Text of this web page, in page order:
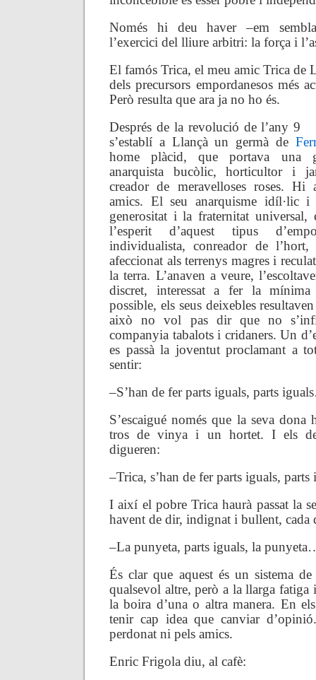
Només hi deu haver –em
l’exercici del lliure arbitri: la força i
El famós Trica, el meu amic Trica de
dels precursors empordanesos més
Però resulta que ara ja no ho és.
Després de la revolució de l’any 9
s’establí a Llançà un germà de
home plàcid, que portava una
anarquista bucòlic, horticultor i
creador de meravelloses roses.
amics. El seu anarquisme idíl·lic
generositat i la fraternitat universal,
l’esperit d’aquest tipus
individualista, conreador de
afeccionat als terrenys magres i
la terra. L’anaven a veure,
discret, interessat a fer la
possible, els seus deixebles
això no vol pas dir que no
companyia tabalots i cridaners. Un
es passà la joventut proclamant a
sentir:
–S’han de fer parts iguals, parts
S’escaigué només que la seva dona
tros de vinya i un hortet. I els
digueren:
–Trica, s’han de fer parts iguals,
I així el pobre Trica haurà passat la
havent de dir, indignat i bullent, cada
–La punyeta, parts iguals, la
És clar que aquest és un sistema de
qualsevol altre, però a la llarga fatiga
la boira d’una o altra manera. En
tenir cap idea que canviar
perdonat ni pels amics.
Enric Frigola diu, al cafè: